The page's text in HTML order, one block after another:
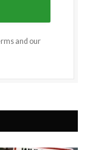
and our